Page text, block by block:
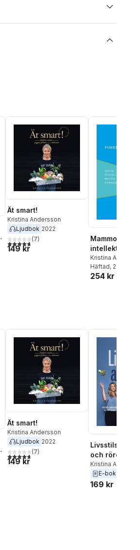
Ät smart!
Kristina Andersson
Ljudbok 2022
4,7utav 5 stjärnor. Totalt antal röster:
(7)
149 kr
Mammor med
intellektuell
och deras
se, förstå och
Kristina
Nilsson
Häftad, 2019
254 kr
Ät smart!
Kristina Andersson
Ljudbok 2022
4,7utav 5 stjärnor. Totalt antal röster:
(7)
149 kr
och rörelse
medicin
Kristina
Gyberg,Michael
E-bok
169 kr